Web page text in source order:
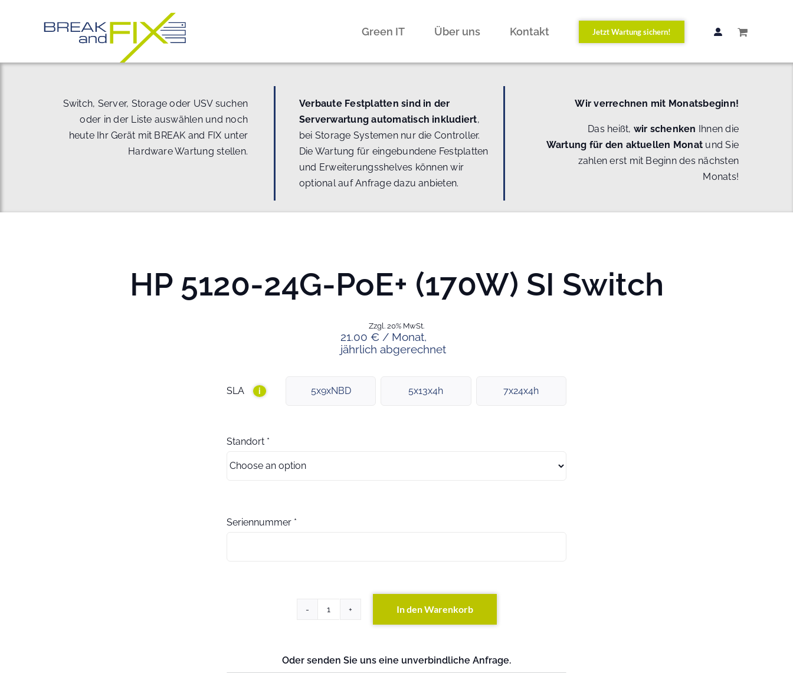
Green IT Über uns Kontakt Jetzt Wartung sichern!
Switch, Server, Storage oder USV suchen
oder in der Liste auswählen und noch
heute Ihr Gerät mit BREAK and FIX unter
Hardware Wartung stellen.
Verbaute Festplatten sind in der
Serverwartung automatisch inkludiert,
bei Storage Systemen nur die Controller.
Die Wartung für eingebundene Festplatten
und Erweiterungsshelves können wir
optional auf Anfrage dazu anbieten.
Wir verrechnen mit Monatsbeginn!
Das heißt, wir schenken Ihnen die
Wartung für den aktuellen Monat und Sie
zahlen erst mit Beginn des nächsten
Monats!
HP 5120-24G-PoE+ (170W) SI Switch
21.00 € / Monat,
jährlich abgerechnet
Zzgl. 20% MwSt.
SLA i 5x9xNBD 5x13x4h 7x24x4h
Standort *
Seriennummer *
HP
(170W)
In den Warenkorb
Oder senden Sie uns eine unverbindliche Anfrage.